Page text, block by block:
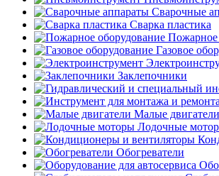
Сварочные
Сварка пластика
Пожарное
Газовое
Заклепочники
Малые двигатели
Лодочные
Обогреватели